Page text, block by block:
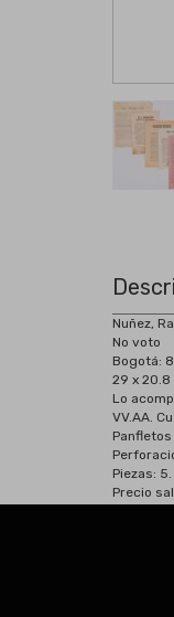
Nuñez,
No voto
Bogotá:
29 x 20.8
Lo
VV.AA.
Piezas: 5.
Precio